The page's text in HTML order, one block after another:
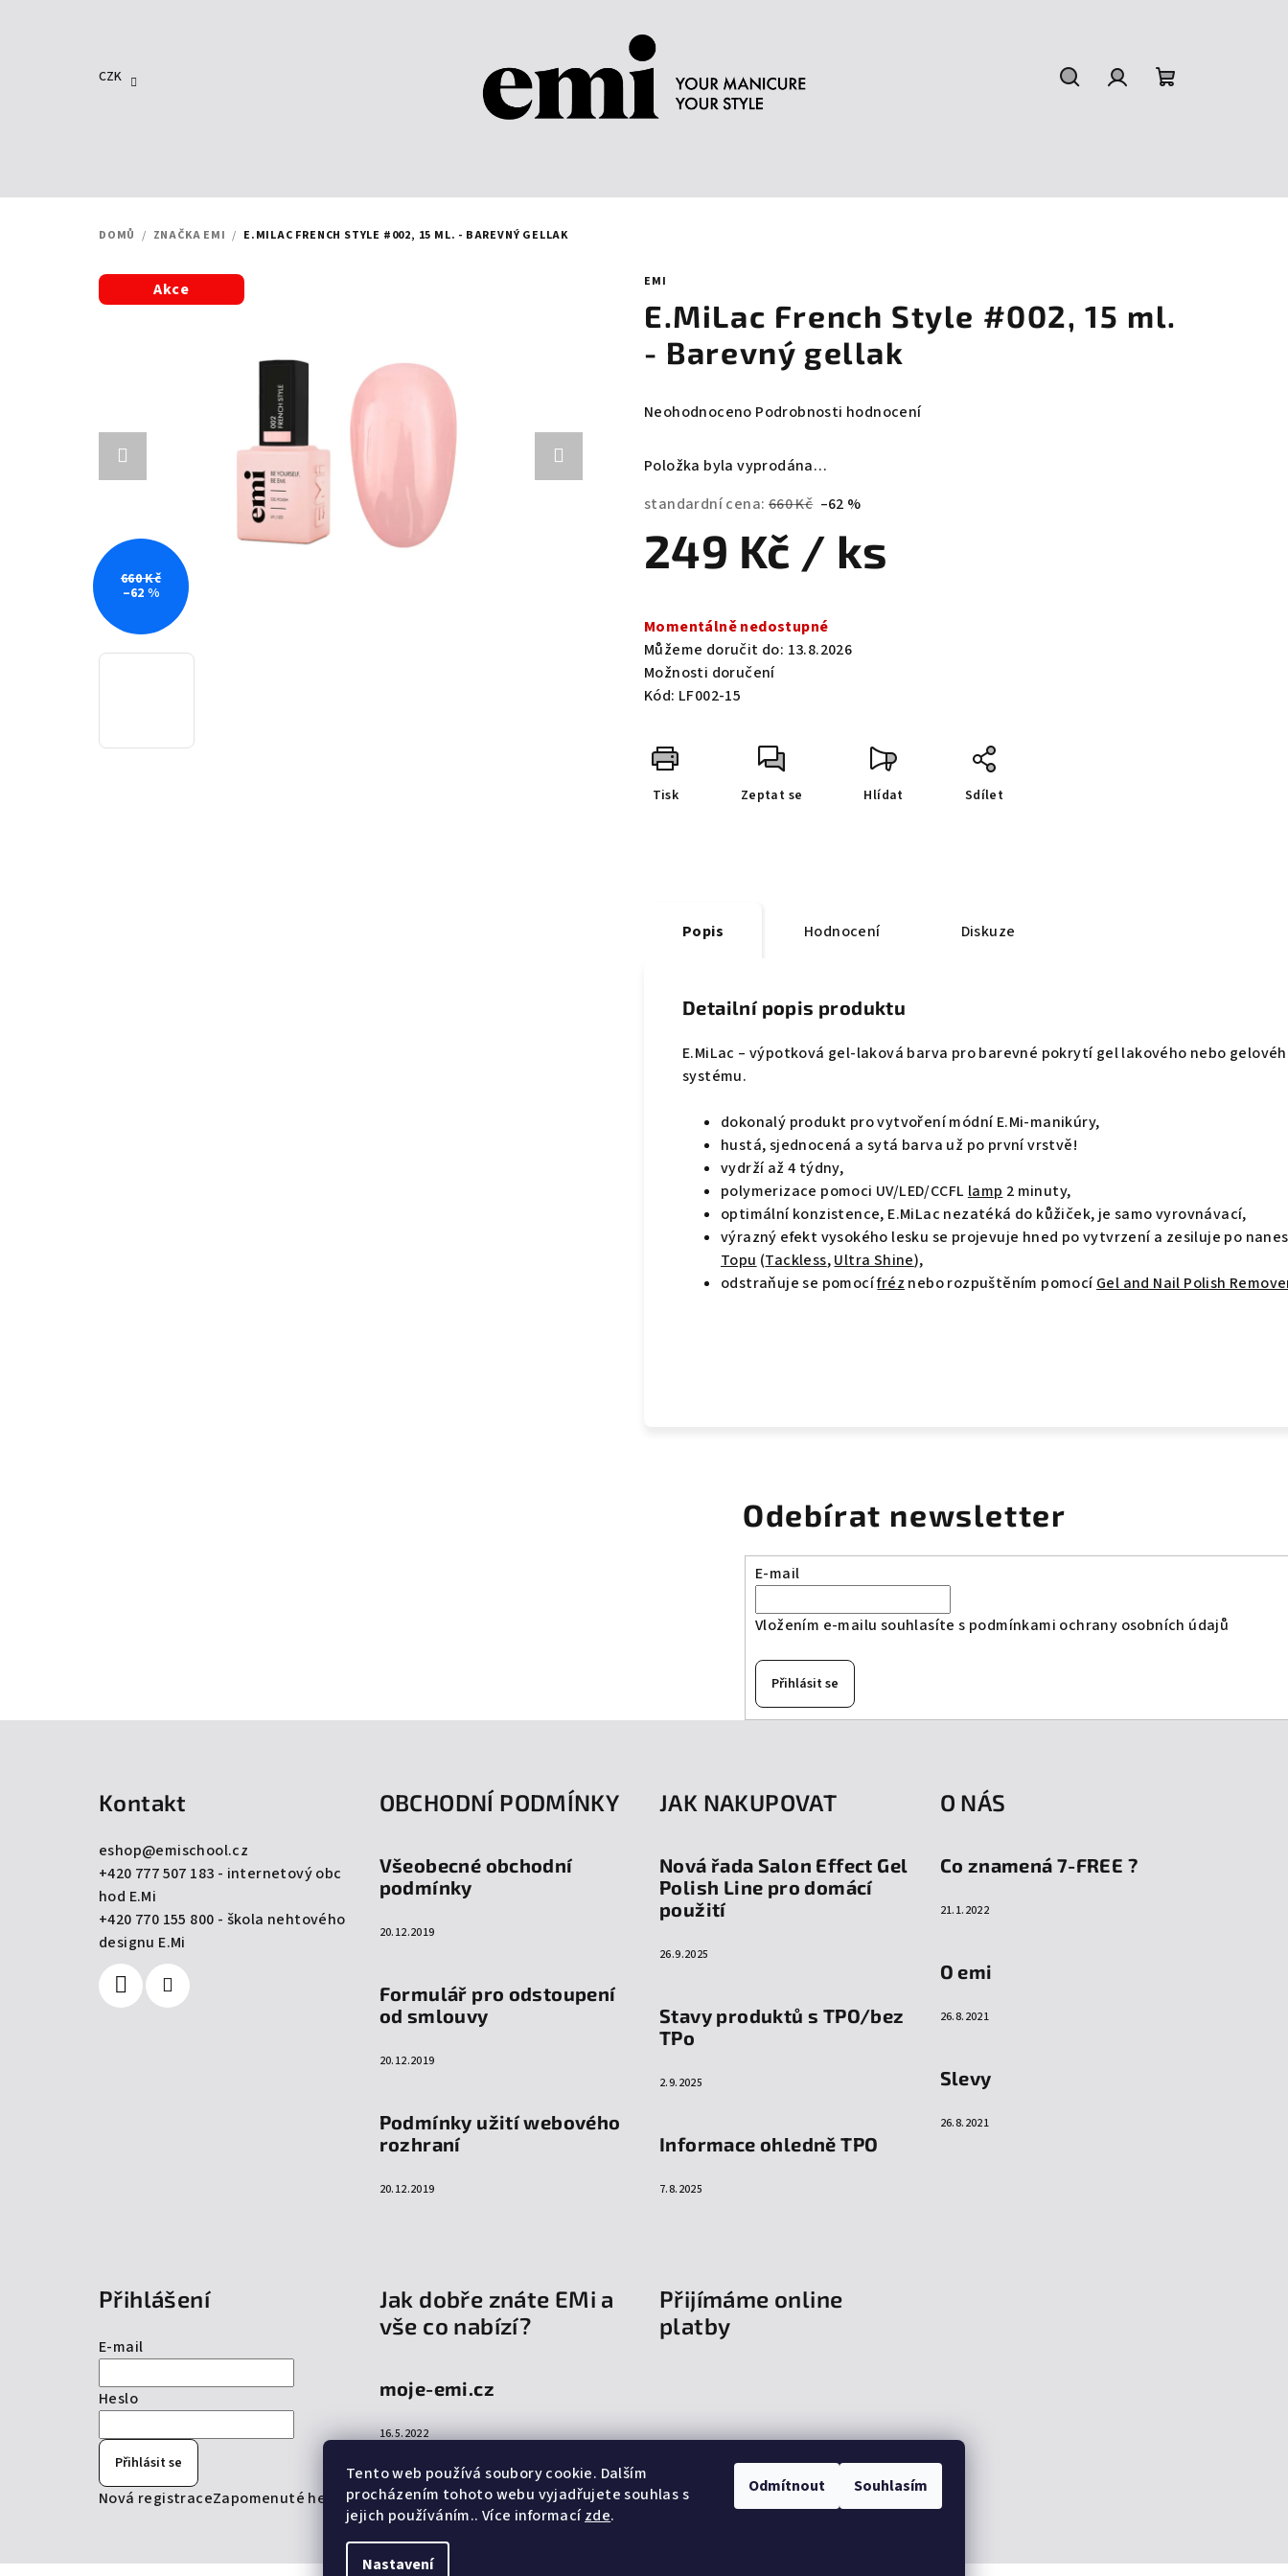
Tento web používá soubory cookie. Dalším
procházením tohoto webu vyjadřujete souhlas s
jejich používáním.. Více informacízde.
Nastavení
Odmítnout Souhlasím
CZK
DOMŮ / ZNAČKA EMI / E.MILAC FRENCH STYLE #002, 15 ML. - BAREVNÝ GELLAK
EMI
E.MiLac French Style #002, 15 ml.
- Barevný gellak
Průměrné
produktu
0,0
5
hvězdiček.
Neohodnoceno Podrobnosti hodnocení
Položka byla vyprodána…
standardní cena: 660 Kč –62 %
249 Kč / ks
cena:
Momentálně nedostupné
Můžeme doručit do: 13.8.2026
Možnosti doručení
Kód: LF002-15
Tisk Zeptat se Hlídat Sdílet
Akce
660 Kč
–62 %
Popis Hodnocení Diskuze
Detailní popis produktu
E.MiLac – výpotková gel-laková barva pro barevné pokrytí gel lakového nebo
systému.
dokonalý produkt pro vytvoření módní E.Mi-manikúry,
hustá, sjednocená a sytá barva už po první vrstvě!
vydrží až 4 týdny,
polymerizace pomoci UV/LED/CCFL lamp 2 minuty,
optimální konzistence, E.MiLac nezatéká do kůžiček, je samo vyrovnávací,
výrazný efekt vysokého lesku se projevuje hned po vytvrzení a zesiluje po
Topu (Tackless,Ultra Shine),
odstraňuje se pomocífréz nebo rozpuštěním pomocíGel and Nail Polish
Odebírat newsletter
E-mail
Vložením e-mailu souhlasíte s podmínkami ochrany osobních údajů
Přihlásit se
Kontakt
eshop@emischool.cz
+420 777 507 183 - internetový obc
hod E.Mi
+420 770 155 800 - škola nehtového
designu E.Mi
OBCHODNÍ PODMÍNKY
Všeobecné obchodní
podmínky
20.12.2019
Formulář pro odstoupení
od smlouvy
20.12.2019
Podmínky užití webového
rozhraní
20.12.2019
JAK NAKUPOVAT
Nová řada Salon Effect Gel
Polish Line pro domácí
použití
26.9.2025
Stavy produktů s TPO/bez
TPo
2.9.2025
Informace ohledně TPO
7.8.2025
O NÁS
Co znamená 7-FREE ?
21.1.2022
O emi
26.8.2021
Slevy
26.8.2021
Přihlášení
E-mail
Heslo
Přihlásit se
Nová registraceZapomenuté heslo
Jak dobře znáte EMi a
vše co nabízí?
moje-emi.cz
16.5.2022
Přijímáme online
platby